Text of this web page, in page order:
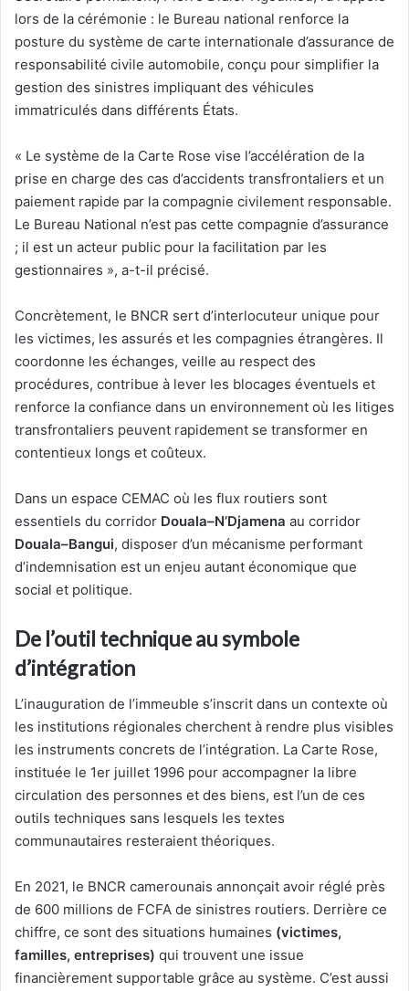
lors de la cérémonie : le Bureau national renforce la
posture du système de carte internationale d’assurance de
responsabilité civile automobile, conçu pour simplifier la
gestion des sinistres impliquant des véhicules
immatriculés dans différents États.
« Le système de la Carte Rose vise l’accélération de la
prise en charge des cas d’accidents transfrontaliers et un
paiement rapide par la compagnie civilement responsable.
Le Bureau National n’est pas cette compagnie d’assurance
; il est un acteur public pour la facilitation par les
gestionnaires », a-t-il précisé.
Concrètement, le BNCR sert d’interlocuteur unique pour
les victimes, les assurés et les compagnies étrangères. Il
coordonne les échanges, veille au respect des
procédures, contribue à lever les blocages éventuels et
renforce la confiance dans un environnement où les litiges
transfrontaliers peuvent rapidement se transformer en
contentieux longs et coûteux.
Dans un espace CEMAC où les flux routiers sont
essentiels du corridor Douala–N’Djamena au corridor
Douala–Bangui, disposer d’un mécanisme performant
d’indemnisation est un enjeu autant économique que
social et politique.
De l’outil technique au symbole
d’intégration
L’inauguration de l’immeuble s’inscrit dans un contexte où
les institutions régionales cherchent à rendre plus visibles
les instruments concrets de l’intégration. La Carte Rose,
instituée le 1er juillet 1996 pour accompagner la libre
circulation des personnes et des biens, est l’un de ces
outils techniques sans lesquels les textes
communautaires resteraient théoriques.
En 2021, le BNCR camerounais annonçait avoir réglé près
de 600 millions de FCFA de sinistres routiers. Derrière ce
chiffre, ce sont des situations humaines (victimes,
familles, entreprises) qui trouvent une issue
financièrement supportable grâce au système. C’est aussi